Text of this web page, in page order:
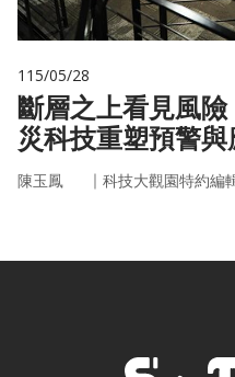
115/05/28
斷層之上看見風
災科技重塑預警與
陳玉鳳 ｜ 科技大觀園特約編